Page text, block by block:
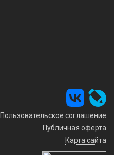
Пользовательское соглашение
Публичная оферта
Карта сайта